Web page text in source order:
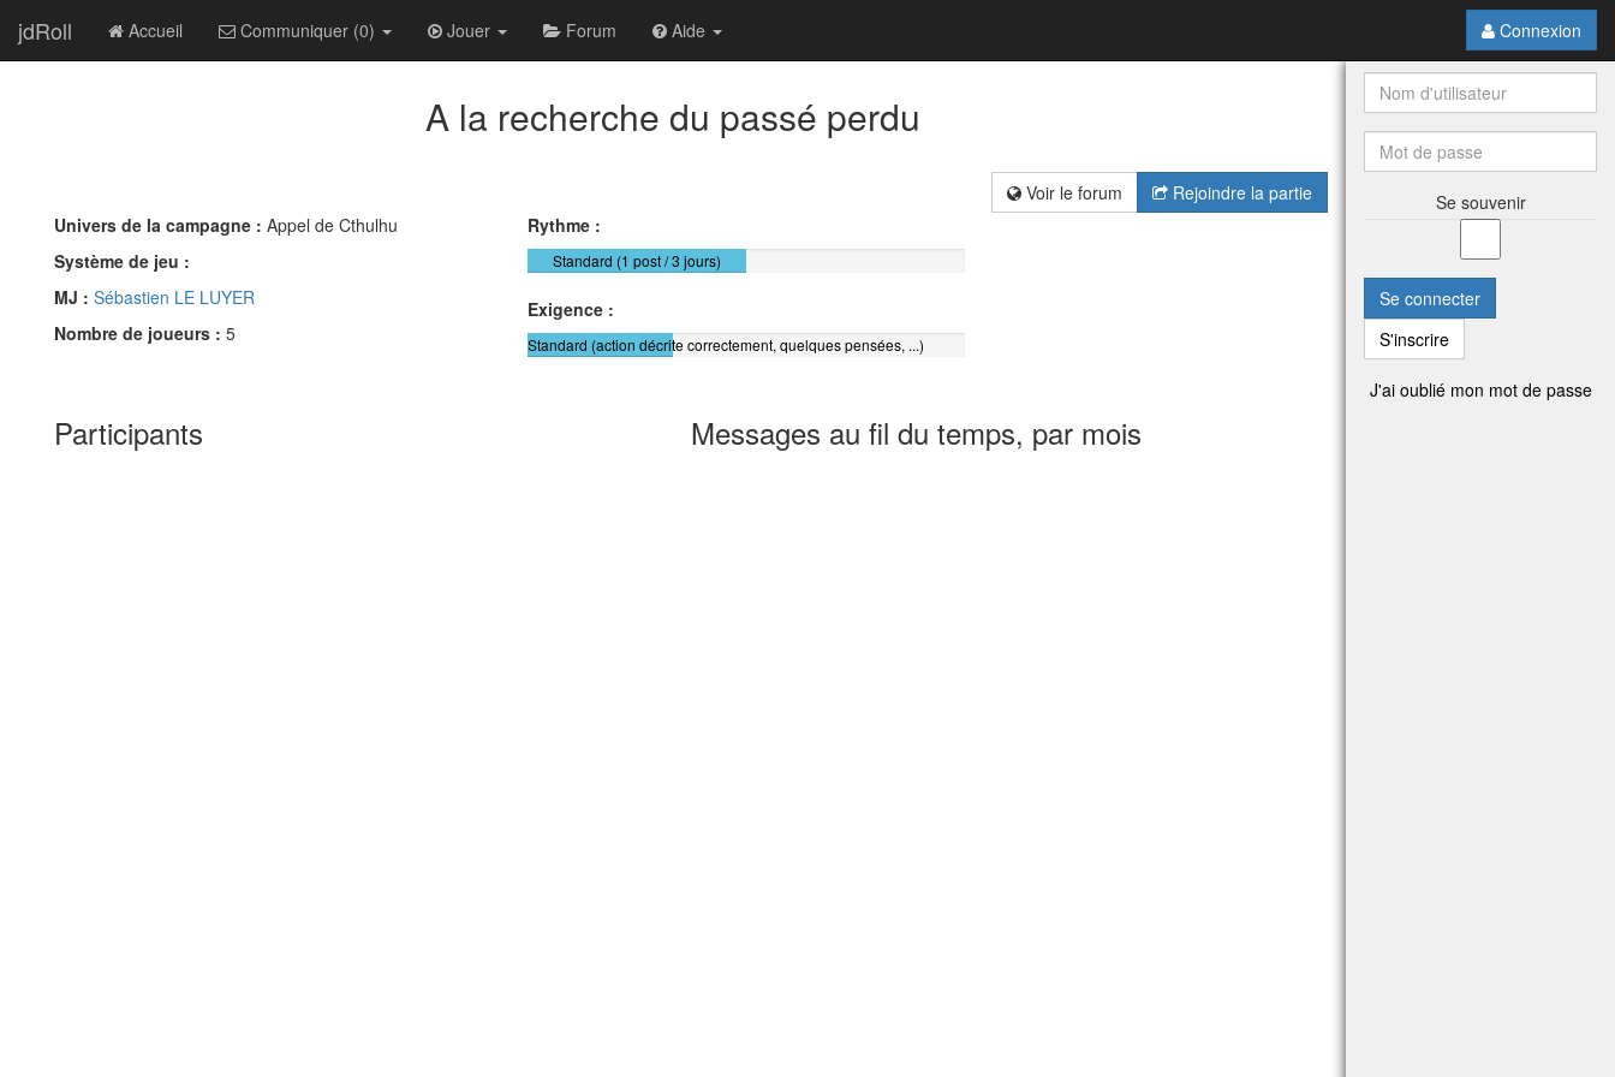
jdRoll Accueil Communiquer (0) Jouer Forum Aide Connexion
A la recherche du passé perdu
Voir le forum
Rejoindre la partie
Univers de la campagne : Appel de Cthulhu
Système de jeu :
MJ : Sébastien LE LUYER
Nombre de joueurs : 5
Rythme :
Standard (1 post / 3 jours)
Exigence :
Standard (action décrite correctement, quelques pensées, ...)
Participants Messages au fil du temps, par mois
Se souvenir
Se connecter
S'inscrire
J'ai oublié mon mot de passe